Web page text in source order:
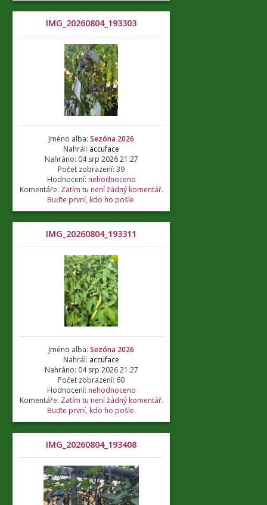
IMG_20260804_193303
Jméno alba: Sezóna 2026
Nahrál: accuface
Nahráno: 04 srp 2026 21:27
Počet zobrazení: 39
Hodnocení: nehodnoceno
Komentáře: Zatím tu není žádný komentář.
Buďte první, kdo ho pošle.
IMG_20260804_193311
Jméno alba: Sezóna 2026
Nahrál: accuface
Nahráno: 04 srp 2026 21:27
Počet zobrazení: 60
Hodnocení: nehodnoceno
Komentáře: Zatím tu není žádný komentář.
Buďte první, kdo ho pošle.
IMG_20260804_193408